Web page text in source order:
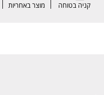
קניה בטוחה מוצר באחריות